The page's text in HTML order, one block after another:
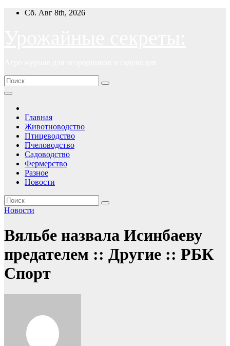
ПерейтиСб. Авг 8th, 2026
Главная
Животноводство
Птицеводство
Пчеловодство
Садоводство
Фермерство
Разное
Новости
Новости
Вяльбе назвала Исинбаеву
предателем :: Другие :: РБК
Спорт